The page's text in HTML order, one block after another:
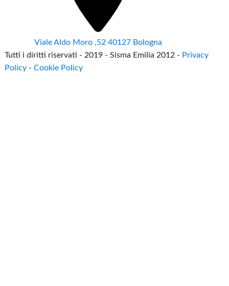
Viale Aldo Moro ,52 40127 Bologna
Tutti i diritti riservati - 2019 - Sisma Emilia 2012 - Privacy
Policy -Cookie Policy